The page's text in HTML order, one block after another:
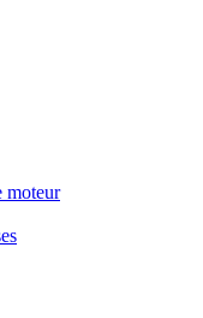
moteur